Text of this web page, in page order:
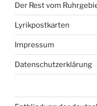
Der Rest vom
Lyrikpostkarten
Impressum
Datenschutzerklärung